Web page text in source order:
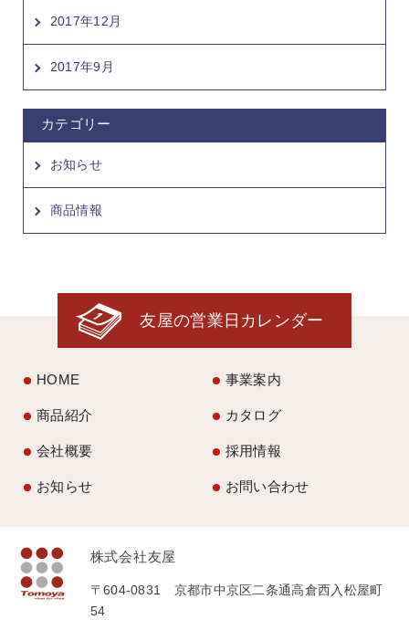
2017年12月
2017年9月
カテゴリー
お知らせ
商品情報
友屋の営業日カレンダー
HOME 事業案内
商品紹介 カタログ
会社概要 採用情報
お知らせ お問い合わせ
株式会社友屋
〒604-0831 京都市中京区二条通高倉西入松屋町
54